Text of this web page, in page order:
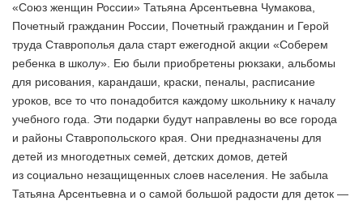
«Союз женщин России» Татьяна Арсентьевна Чумакова,
Почетный гражданин России, Почетный гражданин и Герой
труда Ставрополья дала старт ежегодной акции «Соберем
ребенка в школу». Ею были приобретены рюкзаки, альбомы
для рисования, карандаши, краски, пеналы, расписание
уроков, все то что понадобится каждому школьнику к началу
учебного года. Эти подарки будут направлены во все города
и районы Ставропольского края. Они предназначены для
детей из многодетных семей, детских домов, детей
из социально незащищенных слоев населения. Не забыла
Татьяна Арсентьевна и о самой большой радости для деток —